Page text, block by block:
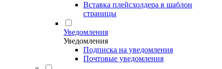
Вставка плейсхолдера в шаблон
страницы
Уведомления
Уведомления
Подписка на уведомления
Почтовые уведомления